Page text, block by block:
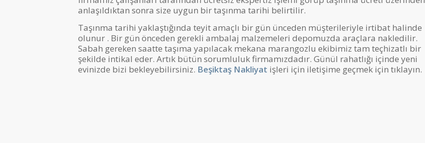
anlaşıldıktan sonra size uygun bir taşınma tarihi belirtilir.
Taşınma tarihi yaklaştığında teyit amaçlı bir gün ünceden müşterileriyle irtibat halinde
olunur . Bir gün önceden gerekli ambalaj malzemeleri depomuzda araçlara nakledilir.
Sabah gereken saatte taşıma yapılacak mekana marangozlu ekibimiz tam teçhizatlı bir
şekilde intikal eder. Artık bütün sorumluluk firmamızdadır. Günül rahatlığı içinde yeni
evinizde bizi bekleyebilirsiniz. Beşiktaş Nakliyat işleri için iletişime geçmek için tıklayın.